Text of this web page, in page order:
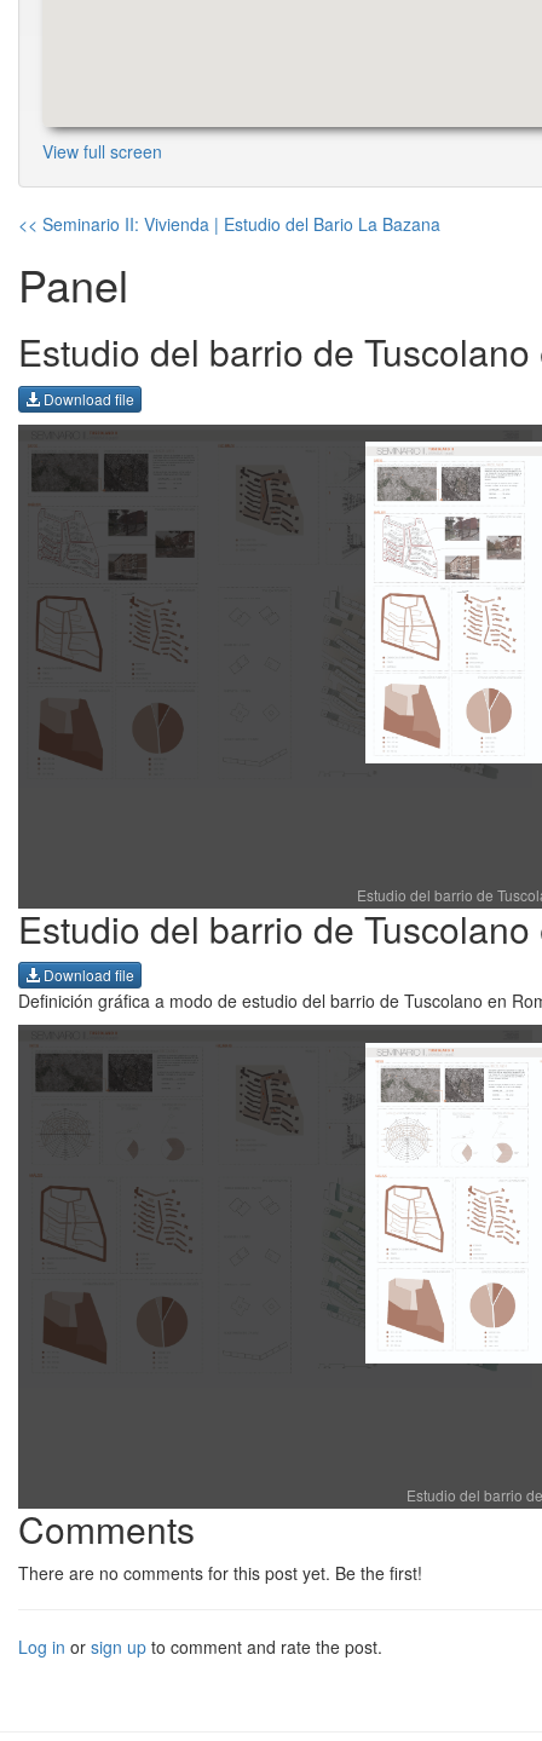
View full screen
<< Seminario II: Vivienda | Estudio del Bario La Bazana
Panel
Estudio del barrio de
Download file
Estudio del barrio de
Estudio del barrio de
Download file
Definición gráfica a modo de estudio del barrio de Tuscolano en
Estudio del barrio
Comments
There are no comments for this post yet. Be the first!
Log in or sign up to comment and rate the post.